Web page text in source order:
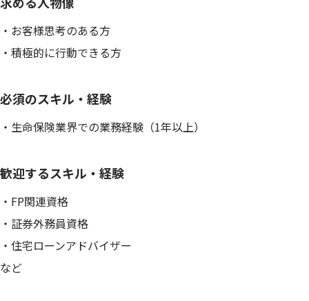
・お客様思考のある方
・積極的に行動できる方
必須のスキル・経験
・生命保険業界での業務経験（1年以上）
歓迎するスキル・経験
・FP関連資格
・証券外務員資格
・住宅ローンアドバイザー
など